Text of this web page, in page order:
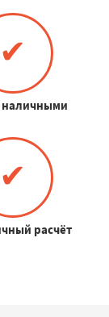
✔
наличными
✔
расчёт